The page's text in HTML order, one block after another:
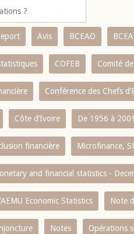
Avis BCEAO
COFEB Comité
Conférence des Chefs
Côte d’Ivoire De 1956 à 2001
financière Microfinance,
and financial statistics -
Economic Statistics Note
Notes Opérations